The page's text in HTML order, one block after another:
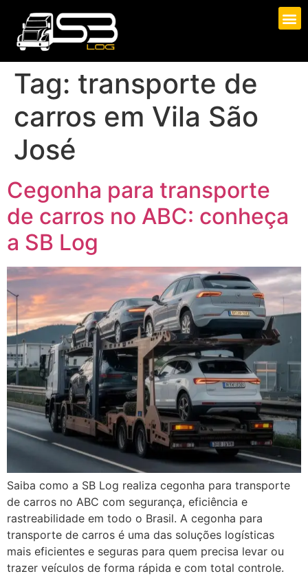
Tag: transporte de
carros em Vila São
José
Cegonha para transporte
de carros no ABC: conheça
a SB Log
Saiba como a SB Log realiza cegonha para transporte
de carros no ABC com segurança, eficiência e
rastreabilidade em todo o Brasil. A cegonha para
transporte de carros é uma das soluções logísticas
mais eficientes e seguras para quem precisa levar ou
trazer veículos de forma rápida e com total controle.